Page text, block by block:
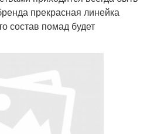
прекрасная линейка
состав помад будет